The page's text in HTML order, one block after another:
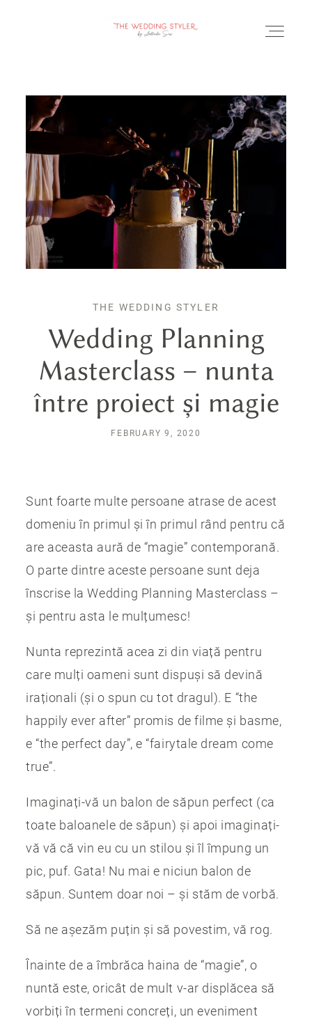
BLOG
SERVICII & FAQ
PORTOFOLIU
THE WEDDING STYLER
Wedding Planning
Masterclass – nunta
între proiect și magie
FEBRUARY 9, 2020
Sunt foarte multe persoane atrase de acest
domeniu în primul și în primul rând pentru că
are aceasta aură de “magie” contemporană.
O parte dintre aceste persoane sunt deja
înscrise la Wedding Planning Masterclass –
și pentru asta le mulțumesc!
Nunta reprezintă acea zi din viață pentru
care mulți oameni sunt dispuși să devină
iraționali (și o spun cu tot dragul). E “the
happily ever after” promis de filme și basme,
e “the perfect day”, e “fairytale dream come
true”.
Imaginați-vă un balon de săpun perfect (ca
toate baloanele de săpun) și apoi imaginați-
vă vă că vin eu cu un stilou și îl împung un
pic, puf. Gata! Nu mai e niciun balon de
săpun. Suntem doar noi – și stăm de vorbă.
Să ne așezăm puțin și să povestim, vă rog.
Înainte de a îmbrăca haina de “magie”, o
nuntă este, oricât de mult v-ar displăcea să
vorbiți în termeni concreți, un eveniment